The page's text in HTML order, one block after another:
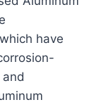
have